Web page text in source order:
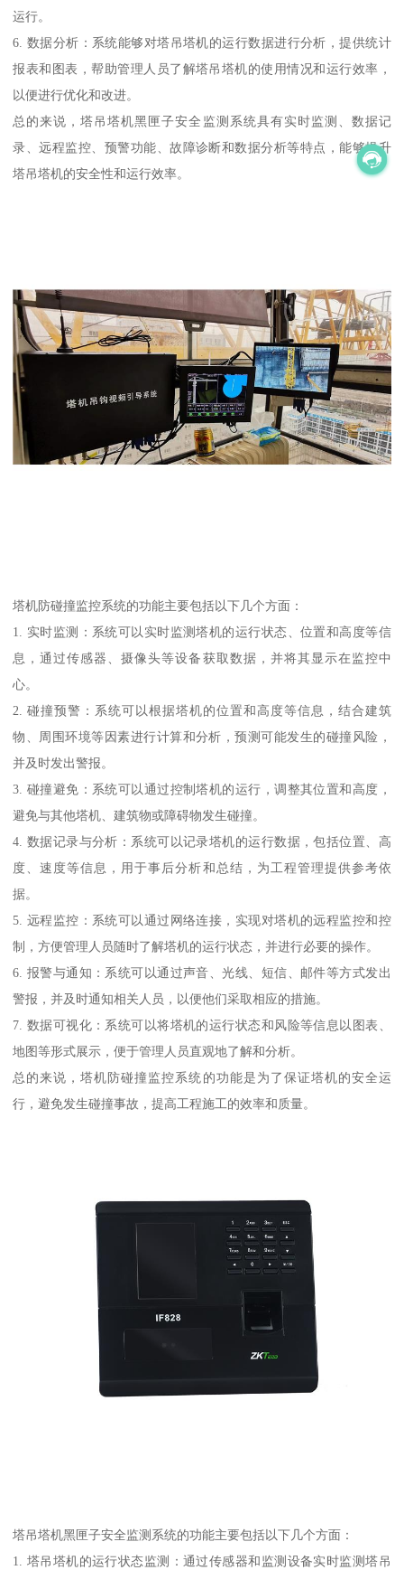
运行。
6. 数据分析：系统能够对塔吊塔机的运行数据进行分析，提供统计
报表和图表，帮助管理人员了解塔吊塔机的使用情况和运行效率，
以便进行优化和改进。
总的来说，塔吊塔机黑匣子安全监测系统具有实时监测、数据记
录、远程监控、预警功能、故障诊断和数据分析等特点，能够提升
塔吊塔机的安全性和运行效率。
塔机防碰撞监控系统的功能主要包括以下几个方面：
1. 实时监测：系统可以实时监测塔机的运行状态、位置和高度等信
息，通过传感器、摄像头等设备获取数据，并将其显示在监控中
心。
2. 碰撞预警：系统可以根据塔机的位置和高度等信息，结合建筑
物、周围环境等因素进行计算和分析，预测可能发生的碰撞风险，
并及时发出警报。
3. 碰撞避免：系统可以通过控制塔机的运行，调整其位置和高度，
避免与其他塔机、建筑物或障碍物发生碰撞。
4. 数据记录与分析：系统可以记录塔机的运行数据，包括位置、高
度、速度等信息，用于事后分析和总结，为工程管理提供参考依
据。
5. 远程监控：系统可以通过网络连接，实现对塔机的远程监控和控
制，方便管理人员随时了解塔机的运行状态，并进行必要的操作。
6. 报警与通知：系统可以通过声音、光线、短信、邮件等方式发出
警报，并及时通知相关人员，以便他们采取相应的措施。
7. 数据可视化：系统可以将塔机的运行状态和风险等信息以图表、
地图等形式展示，便于管理人员直观地了解和分析。
总的来说，塔机防碰撞监控系统的功能是为了保证塔机的安全运
行，避免发生碰撞事故，提高工程施工的效率和质量。
塔吊塔机黑匣子安全监测系统的功能主要包括以下几个方面：
1. 塔吊塔机的运行状态监测：通过传感器和监测设备实时监测塔吊